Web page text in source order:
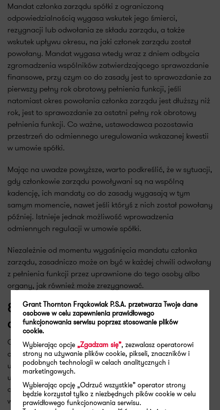
Mandat członka zarządu spółki z ograniczoną
odpowiedzialnością wygasa wskutek jego śmierci,
rezygnacji lub odwołania ze składu zarządu, a także
wskutek upływu okresu, na jaki członek zarządu został
powołany. Mandat wygasa wtedy wraz z dniem odbycia
zgromadzenia wspólników zatwierdzającego sprawozdanie
finansowe, przy czym co do zasady jest to sprawozdanie za
pierwszy pełny rok obrotowy pełnienia funkcji, jeśli
natomiast okres powołania członka zarządu jest dłuższy niż
rok, jest to sprawozdanie za ostatni pełny rok obrotowy
pełnienia funkcji. Co ważne, ustawodawca pozostawia
przestrzeń do odmiennego uregulowania wskazanej kwestii
w umowie spółki.
Mając na uwadze powyższe, warto podkreślić, że w sytuacji,
gdy członkowie zarządu powoływani są na wspólną
kadencję, ich mandaty co do zasady wygasają w tym
samym momencie, nawet jeśli któryś z nich został powołany
później. Istnieje jednak możliwość wprowadzenia
odmiennych regulacji w umowie spółki.
Niezależnie od momentu wygaśnięcia mandatu członka
zarządu, zasadniczo może on być w każdej chwili odwołany
z pełnienia funkcji przez uprawnione do tego osoby albo
organy, jak również może zrezygnować.
8. W jaki sposób odwołuje się
członków zarządu spółki z o.o.?
Co do zasady członek zarządu spółki z ograniczoną
odpowiedzialnością może być odwołany z funkcji na mocy
uchwały wspólników, przy czym umowa spółki może
uregulować kwestię odwoływania członków zarządu w
dowolny sposób. Odwołanie nie powoduje jednocześnie
wygaśnięcia stosunków i roszczeń przysługujących
Grant Thornton Frąckowiak P.S.A. przetwarza Twoje dane
osobowe w celu zapewnienia prawidłowego
funkcjonowania serwisu poprzez stosowanie plików
cookie.
Wybierając opcje„Zgadzam się”, zezwalasz operatorowi
strony na używanie plików cookie, pikseli, znaczników i
podobnych technologii w celach analitycznych i
marketingowych.
Wybierając opcję „Odrzuć wszystkie” operator strony
będzie korzystał tylko z niezbędnych pików cookie w celu
prawidłowego funkcjonowania serwisu.